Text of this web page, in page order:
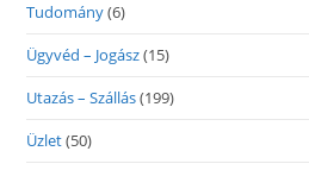
Tudomány(6)
Ügyvéd – Jogász(15)
Utazás – Szállás(199)
Üzlet(50)